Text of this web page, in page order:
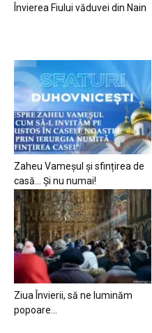
Învierea Fiului văduvei din Nain
Zaheu Vameșul și sfințirea de
casă… Și nu numai!
Ziua Învierii, să ne luminăm
popoare…